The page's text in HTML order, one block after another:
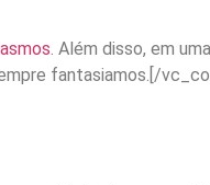
. Além disso, em
fantasiamos.[/